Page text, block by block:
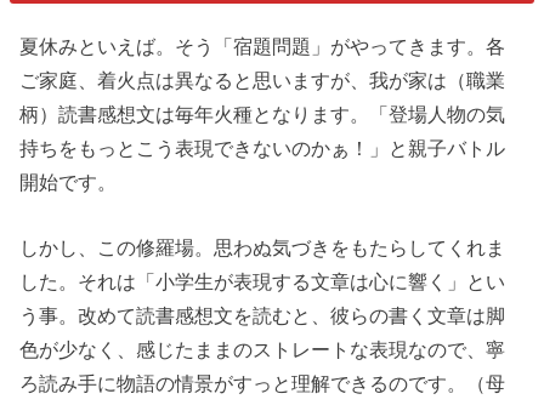
夏休みといえば。そう「宿題問題」がやってきます。各
ご家庭、着火点は異なると思いますが、我が家は（職業
柄）読書感想文は毎年火種となります。「登場人物の気
持ちをもっとこう表現できないのかぁ！」と親子バトル
開始です。
しかし、この修羅場。思わぬ気づきをもたらしてくれま
した。それは「小学生が表現する文章は心に響く」とい
う事。改めて読書感想文を読むと、彼らの書く文章は脚
色が少なく、感じたままのストレートな表現なので、寧
ろ読み手に物語の情景がすっと理解できるのです。（母